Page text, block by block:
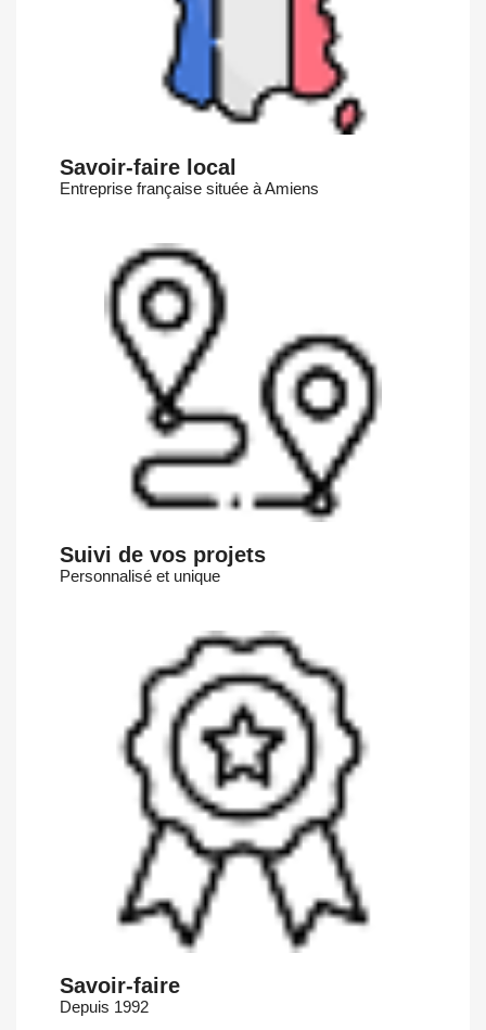
Savoir-faire local
Entreprise française située à Amiens
Suivi de vos projets
Personnalisé et unique
Savoir-faire
Depuis 1992